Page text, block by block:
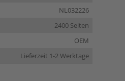
NL032226
2400 Seiten
OEM
Lieferzeit 1-2 Werktage